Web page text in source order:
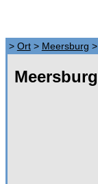
> Ort> Meersburg >
Meersburg